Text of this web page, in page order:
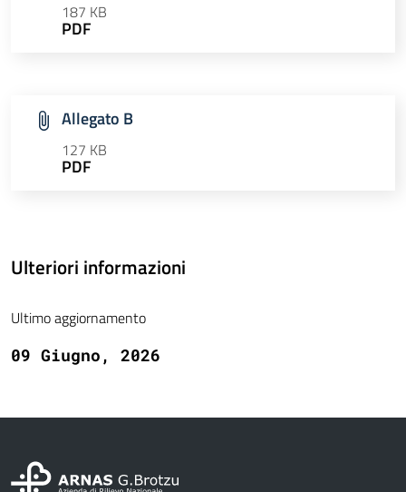
187 KB
PDF
Allegato B
127 KB
PDF
Ulteriori informazioni
Ultimo aggiornamento
09 Giugno, 2026